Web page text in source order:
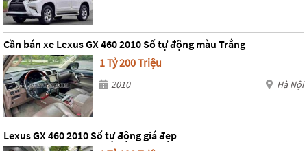
Cần bán xe Lexus GX 460 2010 Số tự động màu Trắng
1 Tỷ 200 Triệu
2010 Hà Nội
Lexus GX 460 2010 Số tự động giá đẹp